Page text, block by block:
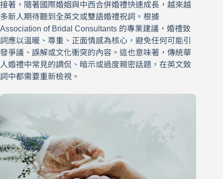
接著，隨著國際婚姻與中西合併婚禮快速成長，越來越
多新人期待聽到全英文或雙語婚禮祝詞。根據
Association of Bridal Consultants 的專業建議，婚禮致
詞應以溫暖、尊重、正面情感為核心，避免任何可能引
發爭議、誤解或文化衝突的內容。這也意味著，傳統華
人婚禮中常見的調侃、暗示或過度親密話題，在英文致
詞中都需要重新檢視。